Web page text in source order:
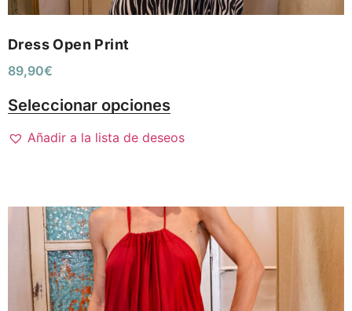
Dress Open Print
89,90€
Seleccionar opciones
Añadir a la lista de deseos